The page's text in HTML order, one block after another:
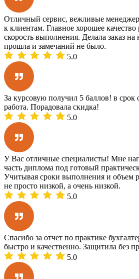
Отличный сервис, вежливые
к клиентам. Главное хорошее
скорость выполнения. Делала заказ на
прошла и замечаний не было.
5.0
За курсовую получил 5 баллов! в
работа. Порадовала скидка!
5.0
У Вас отличные специалисты! Мне
часть диплома под готовый
Учитывая сроки выполнения и объем
не просто низкой, а очень низкой.
5.0
Спасибо за отчет по практике
быстро и качественно. Защитила без
5.0